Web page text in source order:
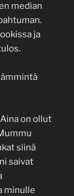
median
ja
on ollut
siinä
saivat
minulle